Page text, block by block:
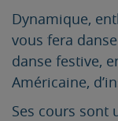
Dynamique,
vous fera
danse festive,
Américaine,
Ses cours sont